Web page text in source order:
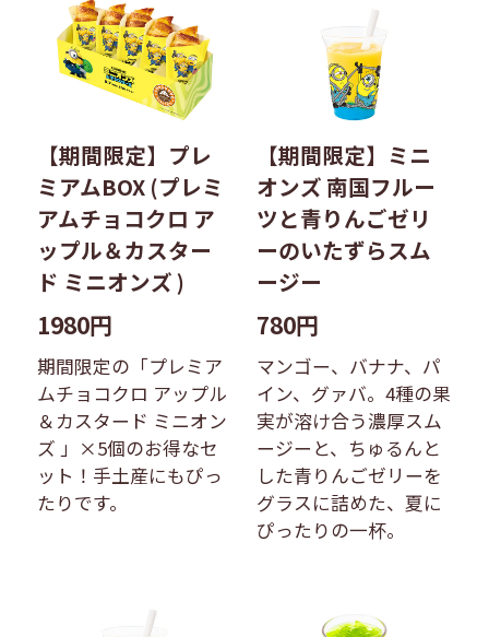
【期間限定】プレ
ミアムBOX (プレミ
アムチョコクロ ア
ップル＆カスター
ド ミニオンズ )
1980円
期間限定の「プレミア
ムチョコクロ アップル
＆カスタード ミニオン
ズ 」×5個のお得なセ
ット！手土産にもぴっ
たりです。
【期間限定】ミニ
オンズ 南国フルー
ツと青りんごゼリ
ーのいたずらスム
ージー
780円
マンゴー、バナナ、パ
イン、グァバ。4種の果
実が溶け合う濃厚スム
ージーと、ちゅるんと
した青りんごゼリーを
グラスに詰めた、夏に
ぴったりの一杯。